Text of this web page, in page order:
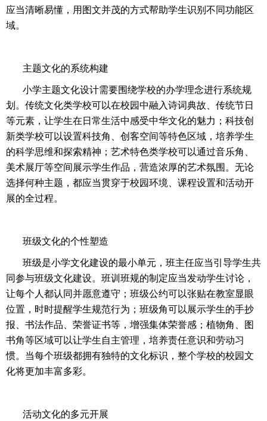
应当清晰易懂，用图文并茂的方式帮助学生识别不同功能区
域。
主题文化的系统构建
小学主题文化设计需要围绕学校的办学理念进行系统规
划。传统文化类学校可以在校园中融入诗词典故、传统节日
等元素，让学生在日常生活中感受中华文化的魅力；科技创
新类学校可以设置科技角、创客空间等特色区域，培养学生
的科学思维和探索精神；艺术特色类学校可以通过音乐角、
美术展厅等空间展示学生作品，营造浓厚的艺术氛围。无论
选择何种主题，都应当贯穿于校园环境、课程设置和活动开
展的全过程。
班级文化的个性塑造
班级是小学文化建设的最小单元，班主任应当引导学生共
同参与班级文化建设。班训班规的制定应当发动学生讨论，
让每个人都认同并愿意遵守；班级公约可以张贴在教室显眼
位置，时时提醒学生规范行为；班级角可以展示学生的手抄
报、书法作品、荣誉证书等，增强集体荣誉感；植物角、图
书角等区域可以让学生自主管理，培养责任意识和劳动习
惯。当每个班级都拥有独特的文化标识，整个学校的校园文
化将更加丰富多彩。
活动文化的多元开展